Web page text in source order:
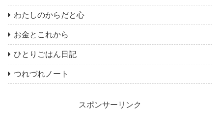
わたしのからだと心
お金とこれから
ひとりごはん日記
つれづれノート
スポンサーリンク